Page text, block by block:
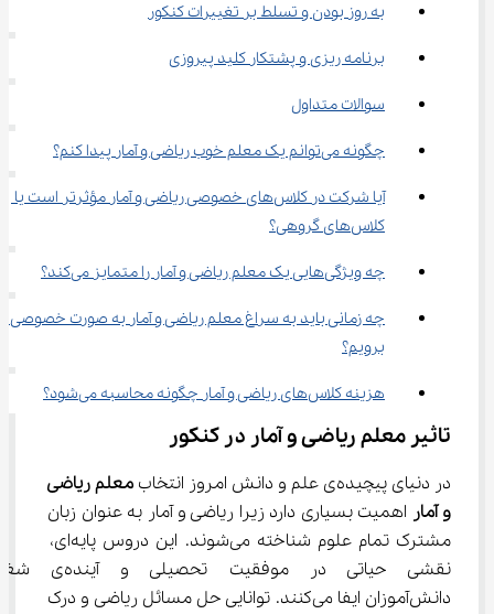
به ‌روز بودن و تسلط بر تغییرات کنکور
برنامه‌ ریزی و پشتکار کلید پیروزی
سوالات متداول
چگونه می‌توانم یک معلم خوب ریاضی و آمار پیدا کنم؟
آیا شرکت در کلاس‌های خصوصی ریاضی و آمار مؤثرتر است یا
کلاس‌های گروهی؟
چه ویژگی‌هایی یک معلم ریاضی و آمار را متمایز می‌کند؟
چه زمانی باید به سراغ معلم ریاضی و آمار به صورت خصوصی
برویم؟
هزینه کلاس‌های ریاضی و آمار چگونه محاسبه می‌شود؟
تاثیر معلم ریاضی و آمار در کنکور
در دنیای پیچیده‌ی علم و دانش امروز انتخاب
معلم ریاضی
و آمار اهمیت بسیاری دارد زیرا ریاضی و آمار به عنوان زبان
مشترک تمام علوم شناخته می‌شوند. این دروس پایه‌ای،
نقشی حیاتی در موفقیت تحصیلی و
دانش‌آموزان ایفا می‌کنند. توانایی حل مسائل ریاضی و درک